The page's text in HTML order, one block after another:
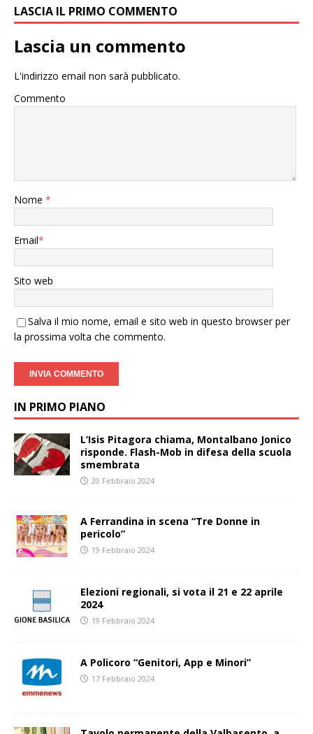
LASCIA IL PRIMO COMMENTO
Lascia un commento
L'indirizzo email non sarà pubblicato.
Commento
Nome *
Email*
Sito web
Salva il mio nome, email e sito web in questo browser per
la prossima volta che commento.
IN PRIMO PIANO
L’Isis Pitagora chiama, Montalbano Jonico
risponde. Flash-Mob in difesa della scuola
smembrata
20 Febbraio 2024
A Ferrandina in scena “Tre Donne in
pericolo”
19 Febbraio 2024
Elezioni regionali, si vota il 21 e 22 aprile
2024
19 Febbraio 2024
A Policoro “Genitori, App e Minori”
17 Febbraio 2024